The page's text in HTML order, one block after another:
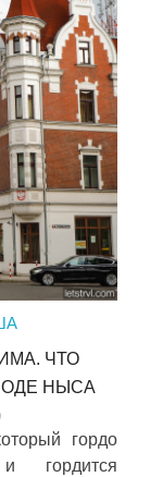
ЧТО
НЫСА
гордо
гордится